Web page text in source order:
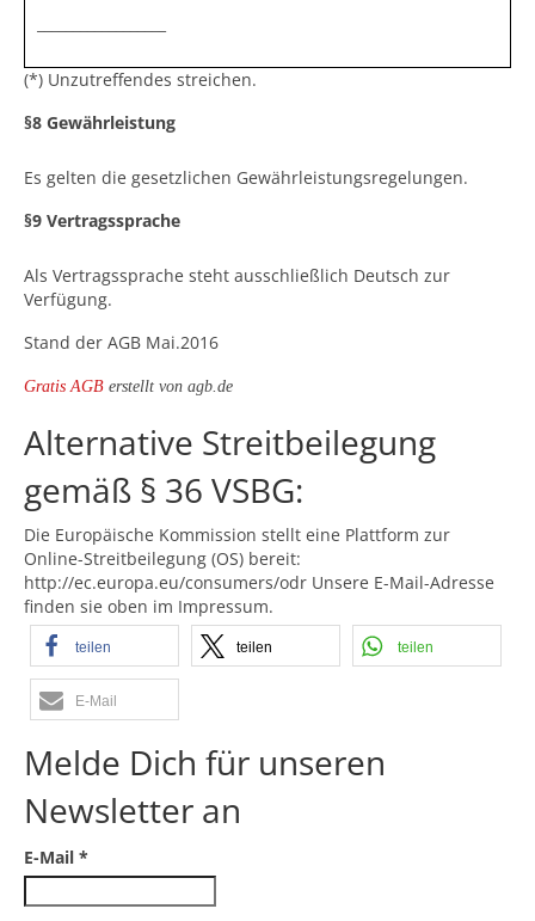
(*) Unzutreffendes streichen.
§8 Gewährleistung
Es gelten die gesetzlichen Gewährleistungsregelungen.
§9 Vertragssprache
Als Vertragssprache steht ausschließlich Deutsch zur
Verfügung.
Stand der AGB Mai.2016
Gratis AGB erstellt von agb.de
Alternative Streitbeilegung
gemäß § 36 VSBG:
Die Europäische Kommission stellt eine Plattform zur
Online-Streitbeilegung (OS) bereit:
http://ec.europa.eu/consumers/odr Unsere E-Mail-Adresse
finden sie oben im Impressum.
teilen teilen teilen
E-Mail
Melde Dich für unseren
Newsletter an
E-Mail *